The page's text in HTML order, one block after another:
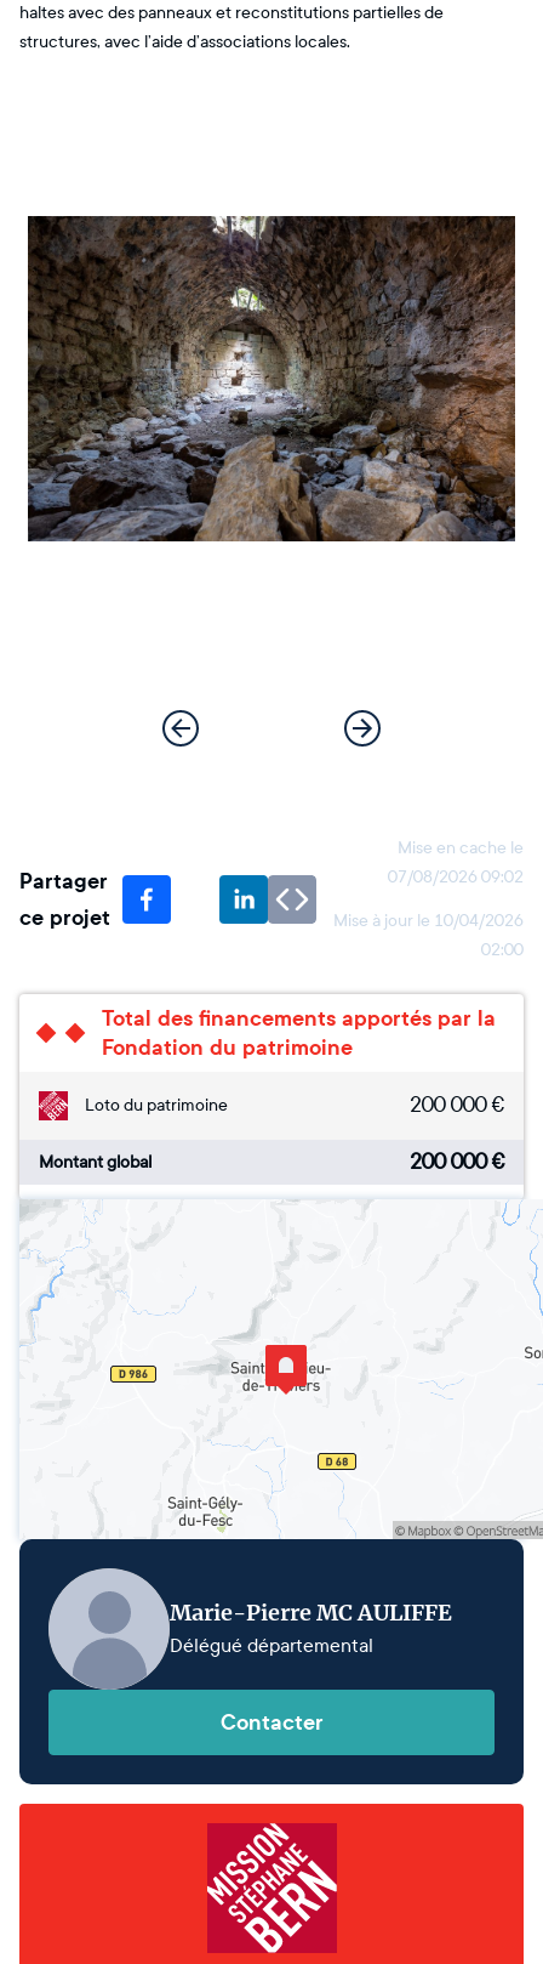
haltes avec des panneaux et reconstitutions partielles de
structures, avec l’aide d’associations locales.​
Partager
ce projet
Mise en cache le
07/08/2026 09:02
Mise à jour le 10/04/2026
02:00
Total des financements apportés par la
Fondation du patrimoine
Loto du patrimoine 200 000€
Montant global 200 000€
Marie-Pierre MC AULIFFE
Délégué départemental
Contacter